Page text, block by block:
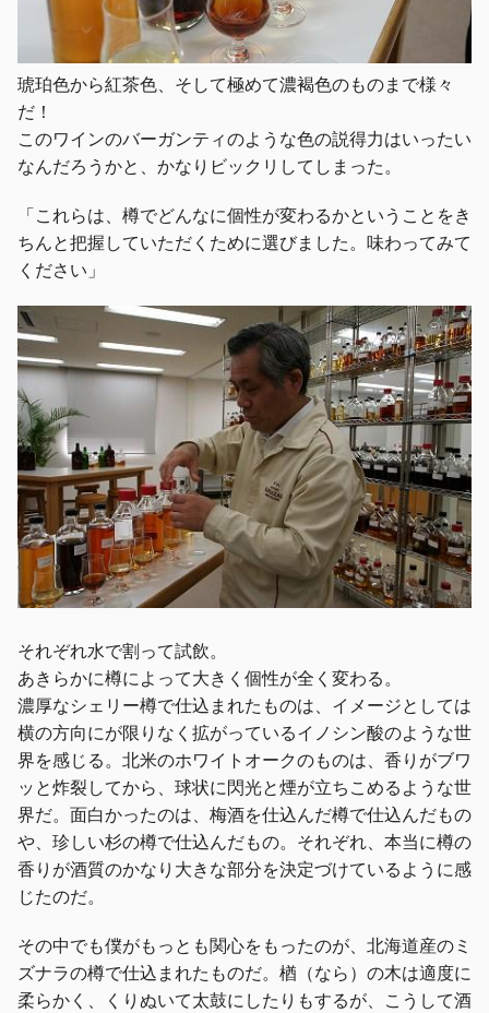
琥珀色から紅茶色、そして極めて濃褐色のものまで様々
だ！
このワインのバーガンティのような色の説得力はいったい
なんだろうかと、かなりビックリしてしまった。
「これらは、樽でどんなに個性が変わるかということをき
ちんと把握していただくために選びました。味わってみて
ください」
それぞれ水で割って試飲。
あきらかに樽によって大きく個性が全く変わる。
濃厚なシェリー樽で仕込まれたものは、イメージとしては
横の方向にが限りなく拡がっているイノシン酸のような世
界を感じる。北米のホワイトオークのものは、香りがブワ
ッと炸裂してから、球状に閃光と煙が立ちこめるような世
界だ。面白かったのは、梅酒を仕込んだ樽で仕込んだもの
や、珍しい杉の樽で仕込んだもの。それぞれ、本当に樽の
香りが酒質のかなり大きな部分を決定づけているように感
じたのだ。
その中でも僕がもっとも関心をもったのが、北海道産のミ
ズナラの樽で仕込まれたものだ。楢（なら）の木は適度に
柔らかく、くりぬいて太鼓にしたりもするが、こうして酒